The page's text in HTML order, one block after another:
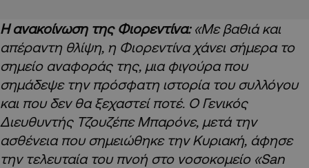
Η ανακοίνωση της Φιορεντίνα: «Με βαθιά και
απέραντη θλίψη, η Φιορεντίνα χάνει σήμερα το
σημείο αναφοράς της, μια φιγούρα που
σημάδεψε την πρόσφατη ιστορία του συλλόγου
και που δεν θα ξεχαστεί ποτέ. Ο Γενικός
Διευθυντής Τζουζέπε Μπαρόνε, μετά την
ασθένεια που σημειώθηκε την Κυριακή, άφησε
την τελευταία του πνοή στο νοσοκομείο «San